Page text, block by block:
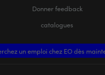
Donner feedback
catalogues
un emploi chez EO dès